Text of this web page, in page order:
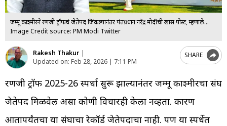
जम्मू काश्मीरने रणजी ट्रॉफीचं जेतेपद जिंकल्यानंतर पंतप्रधान नरेंद्र मोदींची खास पोस्ट, म्हणाले...
Image Credit source: PM Modi Twitter
Rakesh Thakur |
Updated on: Feb 28, 2026 | 7:11 PM
SHARE
रणजी ट्रॉफी 2025-26 स्पर्धा सुरू झाल्यानंतर जम्मू काश्मीरचा संघ
जेतेपद मिळवेल असा कोणी विचारही केला नव्हता. कारण
आतापर्यंतचा या संघाचा रेकॉर्ड जेतेपदाचा नाही. पण या स्पर्धेत